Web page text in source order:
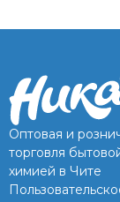
Оптовая и
торговля
химией в Чите